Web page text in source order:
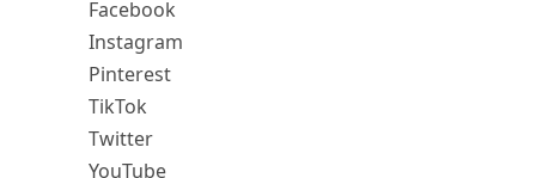
Facebook
Instagram
Pinterest
TikTok
Twitter
YouTube